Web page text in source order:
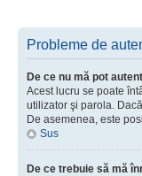
Probleme de
De ce nu mă pot
Acest lucru se poate
utilizator şi parola.
De asemenea, este
Sus
De ce trebuie să mă